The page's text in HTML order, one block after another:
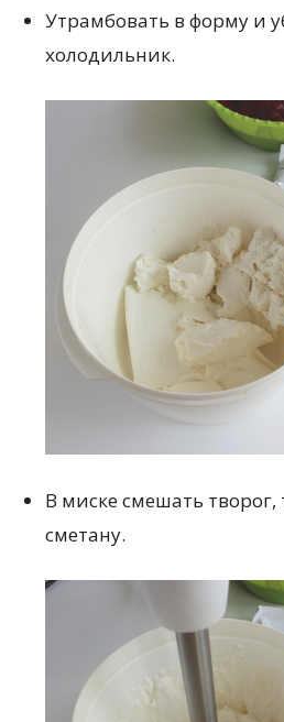
Утрамбовать в форму и
холодильник.
В миске смешать
сметану.